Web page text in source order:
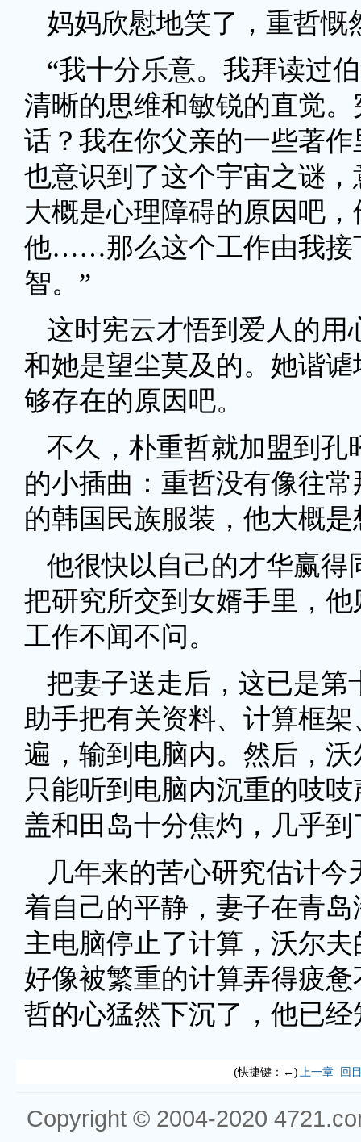
妈妈欣慰地笑了，重哲慨
“我十分乐意。我拜读过
清晰的思维和敏锐的直觉
话？我在你父亲的一些著
也意识到了这个宇宙之谜
大概是心理障碍的原因吧
他……那么这个工作由我接
智。”
这时宪云才悟到爱人的用
和她是望尘莫及的。她谐
够存在的原因吧。
不久，朴重哲就加盟到孔
的小插曲：重哲没有像往
的韩国民族服装，他大概
他很快以自己的才华赢得
把研究所交到女婿手里，
工作不闻不问。
把妻子送走后，这已是第
助手把有关资料、计算框
遍，输到电脑内。然后，
只能听到电脑内沉重的吱
盖和田岛十分焦灼，几乎
几年来的苦心研究估计
着自己的平静，妻子在青
主电脑停止了计算，沃尔
好像被繁重的计算弄得疲
哲的心猛然下沉了，他已
(快捷键：←) 上一章 回
Copyright © 2004-2020